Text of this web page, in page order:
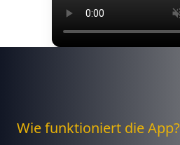
Wie funktioniert die App?